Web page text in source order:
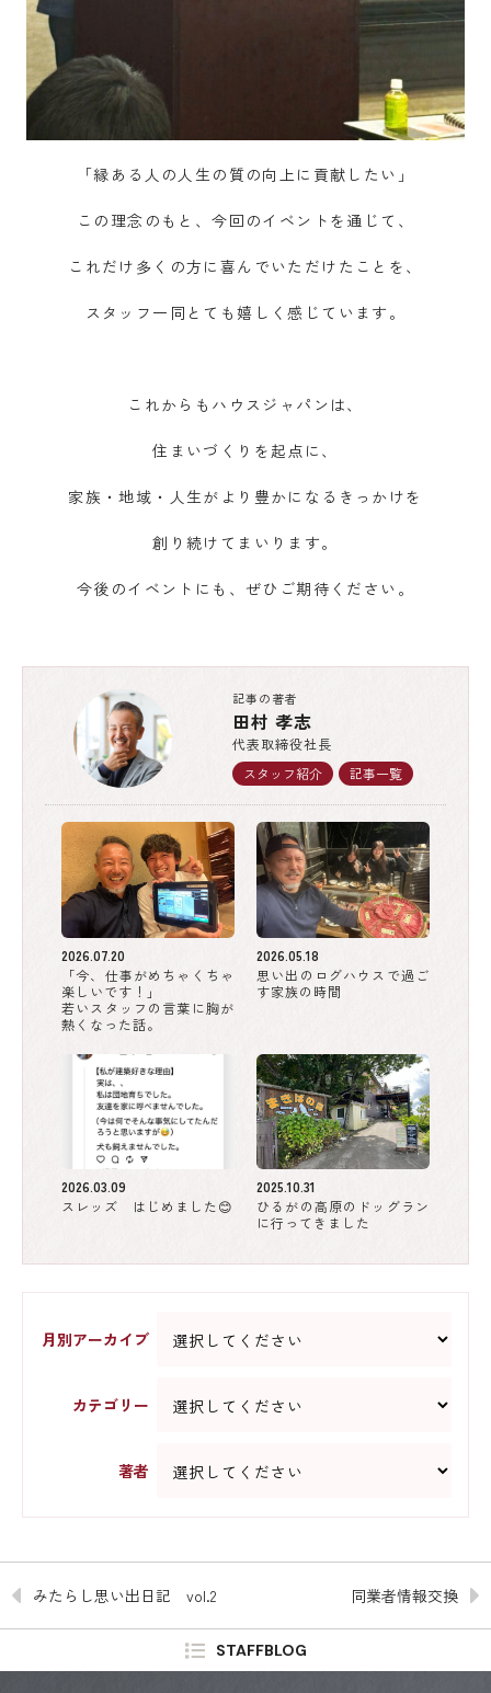
「縁ある人の人生の質の向上に貢献したい」
この理念のもと、今回のイベントを通じて、
これだけ多くの方に喜んでいただけたことを、
スタッフ一同とても嬉しく感じています。
これからもハウスジャパンは、
住まいづくりを起点に、
家族・地域・人生がより豊かになるきっかけを
創り続けてまいります。
今後のイベントにも、ぜひご期待ください。
記事の著者
田村 孝志
代表取締役社長
スタッフ紹介
記事一覧
2026.07.20
「今、仕事がめちゃくちゃ
楽しいです！」
若いスタッフの言葉に胸が
熱くなった話。
2026.05.18
思い出のログハウスで過ご
す家族の時間
2026.03.09
スレッズ はじめました😊
2025.10.31
ひるがの高原のドッグラン
に行ってきました
月別アーカイブ
カテゴリー
著者
みたらし思い出日記 vol.2 同業者情報交換
STAFFBLOG